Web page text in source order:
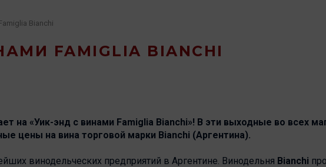
FAMIGLIA BIANCHI
Bianchi
на «Уик-энд с винами Famiglia Bianchi»! В эти выходные во всех
цены на вина торговой марки Bianchi (Аргентина).
винодельческих предприятий в Аргентине. Винодельня Bianchi